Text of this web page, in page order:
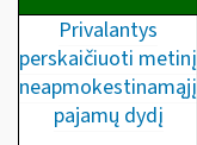
Privalantys
perskaičiuoti metinį
neapmokestinamąjį
pajamų dydį